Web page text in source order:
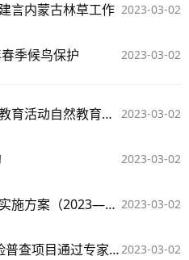
2023-03-02
言内蒙古林草工作
2023-03-02
季候鸟保护
2023-03-02
全国三亿青少年进森林研学教育活动自然教育导师培训班在京举办
2023-03-02
2023-03-02
《全国森林可持续经营试点实施方案（2023—2025年）》发布
2023-03-02
江西新余第1次森林火灾风险普查项目通过专家初审